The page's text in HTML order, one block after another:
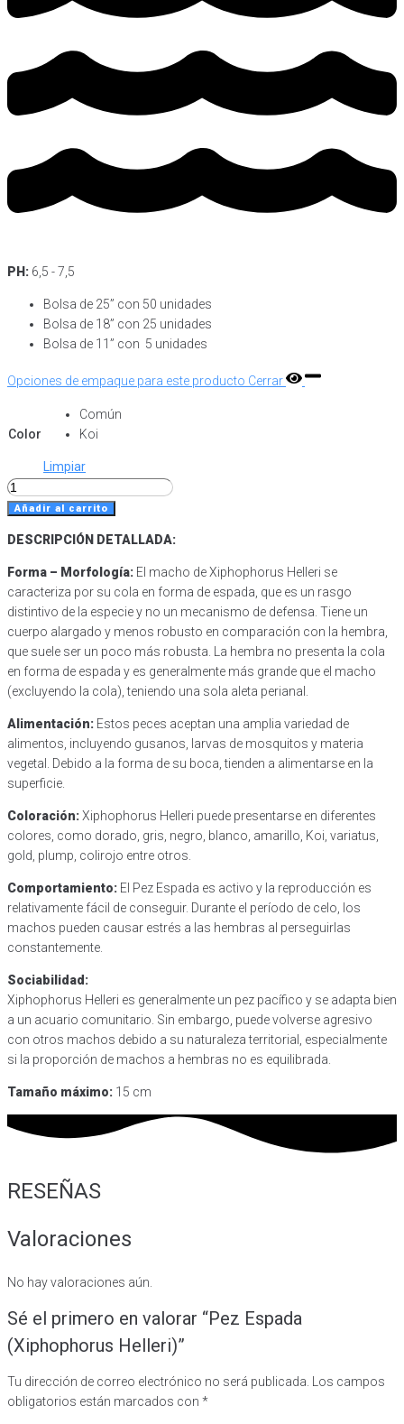
PH: 6,5 - 7,5
Bolsa de 25” con 50 unidades
Bolsa de 18” con 25 unidades
Bolsa de 11” con 5 unidades
Opciones de empaque para este producto Cerrar
Color
Común
Koi
Limpiar
Pez
Espada
Helleri)
cantidad
Añadir al carrito
DESCRIPCIÓN DETALLADA:
Forma – Morfología: El macho de Xiphophorus Helleri se
caracteriza por su cola en forma de espada, que es un rasgo
distintivo de la especie y no un mecanismo de defensa. Tiene un
cuerpo alargado y menos robusto en comparación con la hembra,
que suele ser un poco más robusta. La hembra no presenta la cola
en forma de espada y es generalmente más grande que el macho
(excluyendo la cola), teniendo una sola aleta perianal.
Alimentación: Estos peces aceptan una amplia variedad de
alimentos, incluyendo gusanos, larvas de mosquitos y materia
vegetal. Debido a la forma de su boca, tienden a alimentarse en la
superficie.
Coloración:Xiphophorus Helleri puede presentarse en diferentes
colores, como dorado, gris, negro, blanco, amarillo, Koi, variatus,
gold, plump, colirojo entre otros.
Comportamiento: El Pez Espada es activo y la reproducción es
relativamente fácil de conseguir. Durante el período de celo, los
machos pueden causar estrés a las hembras al perseguirlas
constantemente.
Sociabilidad:
Xiphophorus Helleri es generalmente un pez pacífico y se adapta bien
a un acuario comunitario. Sin embargo, puede volverse agresivo
con otros machos debido a su naturaleza territorial, especialmente
si la proporción de machos a hembras no es equilibrada.
Tamaño máximo: 15 cm
RESEÑAS
Valoraciones
No hay valoraciones aún.
Sé el primero en valorar “Pez Espada
(Xiphophorus Helleri)”
Tu dirección de correo electrónico no será publicada.
Los campos
obligatorios están marcados con *